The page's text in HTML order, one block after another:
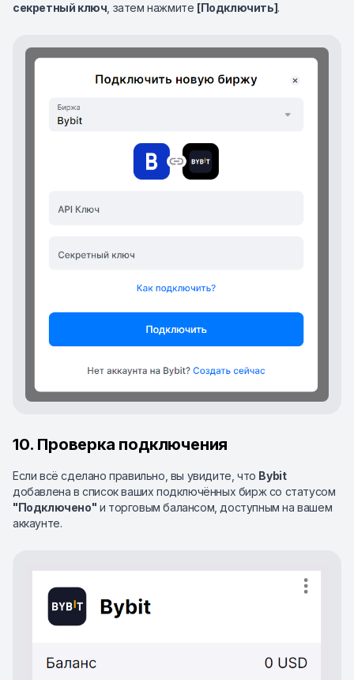
секретный ключ, затем нажмите [Подключить].
10. Проверка подключения
Если всё сделано правильно, вы увидите, что Bybit
добавлена в список ваших подключённых бирж со статусом
"Подключено" и торговым балансом, доступным на вашем
аккаунте.